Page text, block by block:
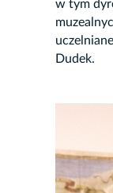
w tym
Dudek.